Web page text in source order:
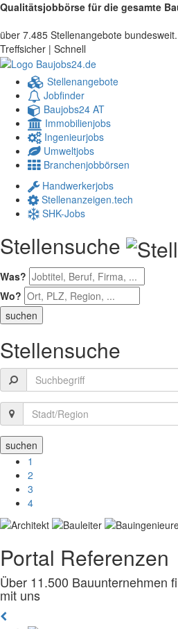
Qualitätsjobbörse für die gesamte
über 7.485 Stellenangebote
Treffsicher | Schnell
Stellenangebote
Jobfinder
Baujobs24 AT
Immobilienjobs
Ingenieurjobs
Umweltjobs
Branchenjobbörsen
Handwerkerjobs
Stellenanzeigen.tech
SHK-Jobs
Stellensuche
Was?
Wo?
Stellensuche
1
2
3
4
Portal Referenzen
Über 11.500 Bauunternehmen
mit uns